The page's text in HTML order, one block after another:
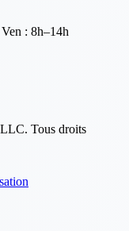
: 8h–14h
LLC. Tous droits